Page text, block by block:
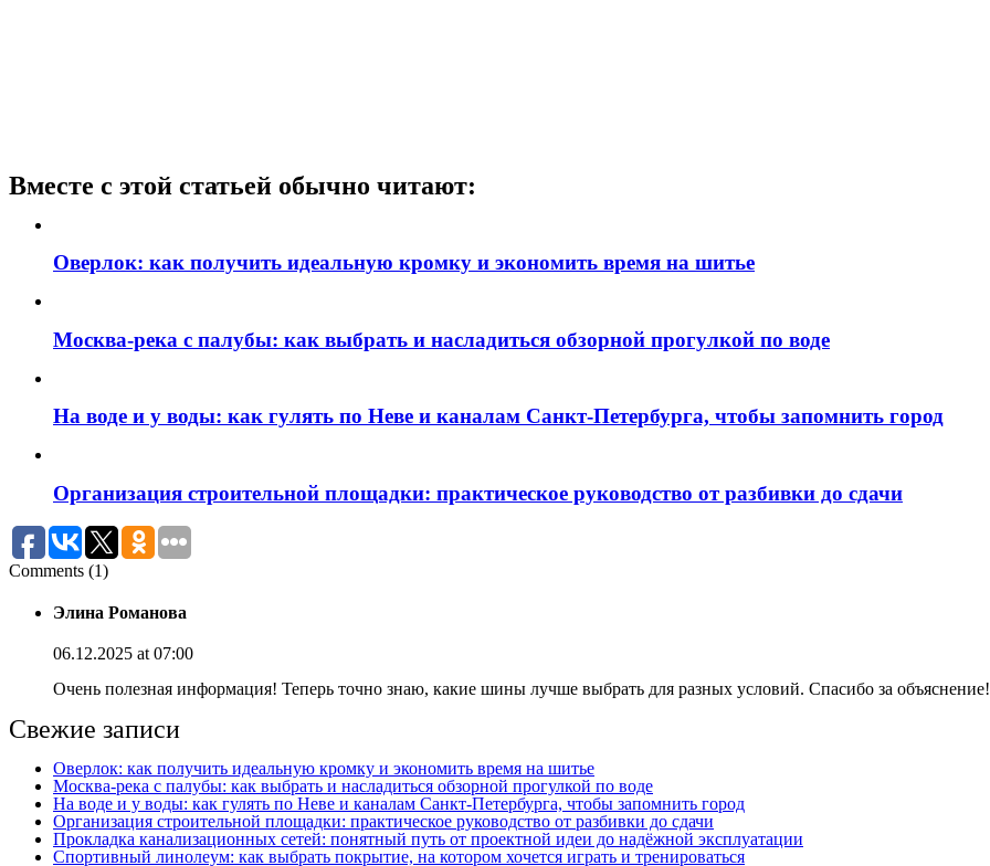
Вместе с этой статьей обычно читают:
Оверлок: как получить идеальную кромку и экономить время на шитье
Москва‑река с палубы: как выбрать и насладиться обзорной прогулкой по воде
На воде и у воды: как гулять по Неве и каналам Санкт‑Петербурга, чтобы запомнить город
Организация строительной площадки: практическое руководство от разбивки до сдачи
Comments (1)
Элина Романова
06.12.2025 at 07:00
Очень полезная информация! Теперь точно знаю, какие шины лучше выбрать для разных условий. Спасибо за объяснение!
Свежие записи
Оверлок: как получить идеальную кромку и экономить время на шитье
Москва‑река с палубы: как выбрать и насладиться обзорной прогулкой по воде
На воде и у воды: как гулять по Неве и каналам Санкт‑Петербурга, чтобы запомнить город
Организация строительной площадки: практическое руководство от разбивки до сдачи
Прокладка канализационных сетей: понятный путь от проектной идеи до надёжной эксплуатации
Спортивный линолеум: как выбрать покрытие, на котором хочется играть и тренироваться